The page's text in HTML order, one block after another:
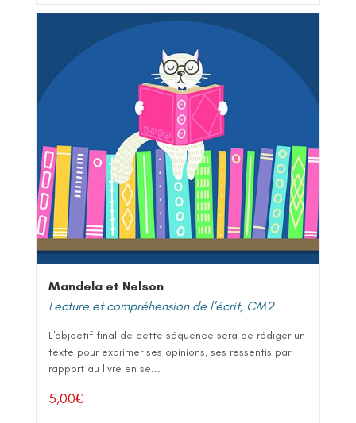
Mandela et Nelson
Lecture et compréhension de l'écrit, CM2
L'objectif final de cette séquence sera de rédiger un
texte pour exprimer ses opinions, ses ressentis par
rapport au livre en se...
5,00€